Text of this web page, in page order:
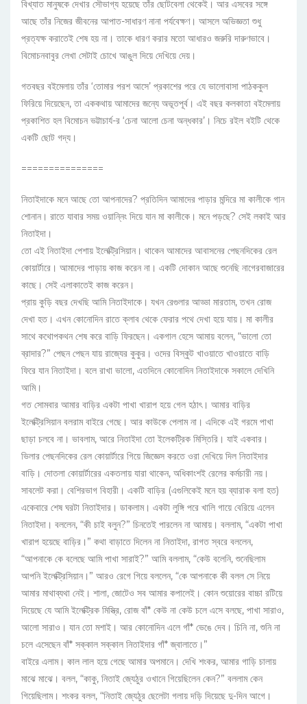
বিখ্যাত মানুষকে দেখার সৌভাগ্য হয়েছে তাঁর ছোটবেলা থেকেই। আর এসবের সঙ্গে
আছে তাঁর নিজের জীবনের আপাত-সাধারণ নানা পর্যবেক্ষণ। আসলে অভিজ্ঞতা শুধু
প্রত্যক্ষ করাতেই শেষ হয় না। তাকে ধারণ করার মতো আধারও জরুরি দারুণভাবে।
বিমোচনবাবুর লেখা সেটাই চোখে আঙুল দিয়ে দেখিয়ে দেয়।
গতবছর বইমেলায় তাঁর ‘তোমার পরশ আসে’ প্রকাশের পরে যে ভালোবাসা পাঠককুল
ফিরিয়ে দিয়েছেন, তা এককথায় আমাদের জন্যে অভূতপূর্ব। এই বছর কলকাতা বইমেলায়
প্রকাশিত হল বিমোচন ভট্টাচার্য-র ‘চেনা আলো চেনা অন্ধকার’। নিচে রইল বইটি থেকে
একটি ছোট গদ্য।
===============
নিতাইদাকে মনে আছে তো আপনাদের? প্রতিদিন আমাদের পাড়ার মন্দিরে মা কালীকে গান
শোনান। রাতে যাবার সময় ওয়ান্নিং দিয়ে যান মা কালীকে। মনে পড়ছে? সেই লকাই আর
নিতাইদা।
তো এই নিতাইদা পেশায় ইলেক্ট্রিসিয়ান। থাকেন আমাদের আবাসনের পেছনদিকের রেল
কোয়ার্টারে। আমাদের পাড়ায় কাজ করেন না। একটি দোকান আছে শুনেছি নাগেরবাজারের
কাছে। সেই এলাকাতেই কাজ করেন।
প্রায় কুড়ি বছর দেখছি আমি নিতাইদাকে। যখন রেগুলার আড্ডা মারতাম, তখন রোজ
দেখা হত। এখন কোনোদিন রাতে ক্লাব থেকে ফেরার পথে দেখা হয়ে যায়। মা কালীর
সাথে কথোপকথন শেষ করে বাড়ি ফিরছেন। একগাল হেসে আমায় বলেন, “ভালো তো
ব্রাদার?” পেছন পেছন যায় রাজ্যের কুকুর। ওদের বিস্কুট খাওয়াতে খাওয়াতে বাড়ি
ফিরে যান নিতাইদা। বলে রাখা ভালো, এতদিনে কোনোদিন নিতাইদাকে সকালে দেখিনি
আমি।
গত সোমবার আমার বাড়ির একটা পাখা খারাপ হয়ে গেল হঠাৎ। আমার বাড়ির
ইলেক্ট্রিসিয়ান বলরাম বাইরে গেছে। আর কাউকে পেলাম না। এদিকে এই গরমে পাখা
ছাড়া চলবে না। ভাবলাম, আরে নিতাইদা তো ইলেকট্রিক মিস্তিরি। যাই একবার।
ভিলার পেছনদিকের রেল কোয়ার্টারে গিয়ে জিজ্ঞেস করতে ওরা দেখিয়ে দিল নিতাইদার
বাড়ি। দোতলা কোয়ার্টারের একতলায় যারা থাকেন, অধিকাংশই রেলের কর্মচারী নয়।
সাবলেট করা। বেশিরভাগ বিহারী। একটি বাড়ির (এগুলিকেই মনে হয় ব্যারাক বলা হত)
একেবারে শেষ ঘরটা নিতাইদার। ডাকলাম। একটা লুঙ্গি পরে খালি গায়ে বেরিয়ে এলেন
নিতাইদা। বললেন, “কী চাই বলুন?” চিনতেই পারলেন না আমায়। বললাম, “একটা পাখা
খারাপ হয়েছে বাড়ির।” কথা বাড়াতে দিলেন না নিতাইদা, রাগত স্বরে বললেন,
“আপনাকে কে বলেছে আমি পাখা সারাই?” আমি বললাম, “কেউ বলেনি, শুনেছিলাম
আপনি ইলেক্ট্রিসিয়ান।” আরও রেগে গিয়ে বললেন, “কে আপনাকে কী বলল সে নিয়ে
আমার মাথাব্যথা নেই। শালা, জোটেও সব আমার কপালেই। কোন শুয়োরের বাচ্চা রটিয়ে
দিয়েছে যে আমি ইলেক্ট্রিক মিস্ত্রি, রোজ বাঁ* কেউ না কেউ চলে এসে বলছে, পাখা সারাও,
আলো সারাও। যান তো মশাই। আর কোনোদিন এলে গাঁ* ভেঙে দেব। চিনি না, শুনি না
চলে এসেছেন বাঁ* সক্কাল সক্কাল নিতাইদার গাঁ* জ্বালাতে।”
বাইরে এলাম। কাল লাল হয়ে গেছে আমার অপমানে। দেখি শংকর, আমার গাড়ি চালায়
মাঝে মাঝে। বলল, “কাকু, নিতাই জ্যেঠুর ওখানে গিয়েছিলেন কেন?” বললাম কেন
গিয়েছিলাম। শংকর বলল, “নিতাই জ্যেঠুর ছেলেটা গলায় দড়ি দিয়েছে দু-দিন আগে।